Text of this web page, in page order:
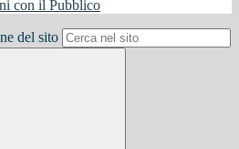
con il Pubblico
del sito